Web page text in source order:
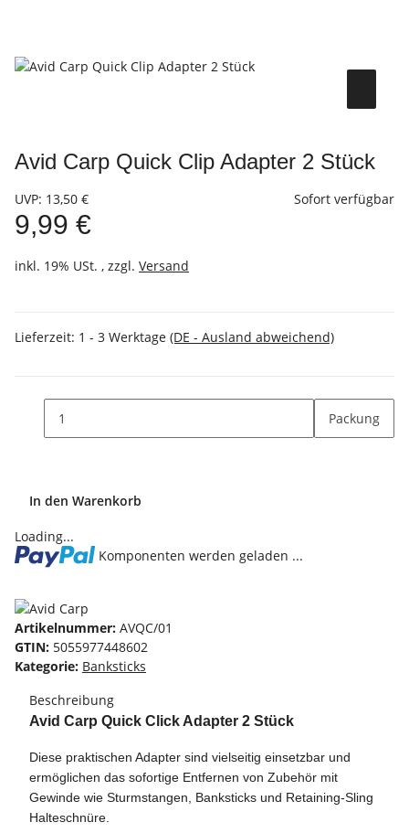
Avid Carp Quick Clip Adapter 2 Stück
UVP: 13,50 €
9,99 €
inkl. 19% USt. , zzgl. Versand
Sofort verfügbar
Lieferzeit: 1 - 3 Werktage (DE - Ausland abweichend)
Packung
In den Warenkorb
Loading...
Komponenten werden geladen ...
Artikelnummer: AVQC/01
GTIN: 5055977448602
Kategorie: Banksticks
Beschreibung
Avid Carp Quick Click Adapter 2 Stück
Diese praktischen Adapter sind vielseitig einsetzbar und
ermöglichen das sofortige Entfernen von Zubehör mit
Gewinde wie Sturmstangen, Banksticks und Retaining-Sling
Halteschnüre.